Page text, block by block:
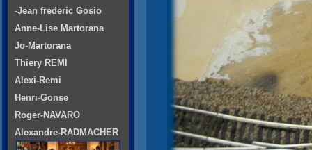
-Jean frederic Gosio
Anne-Lise Martorana
Jo-Martorana
Thiery REMI
Alexi-Remi
Henri-Gonse
Roger-NAVARO
Alexandre-RADMACHER